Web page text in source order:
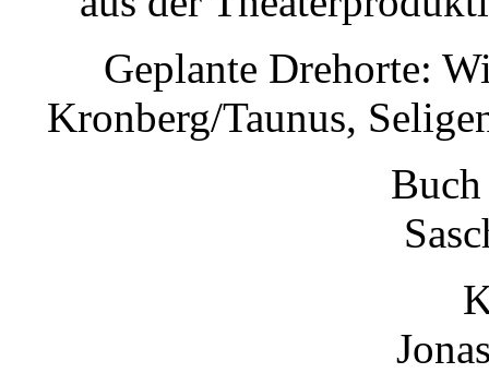
Geplante Drehorte:
Kronberg/Taunus,